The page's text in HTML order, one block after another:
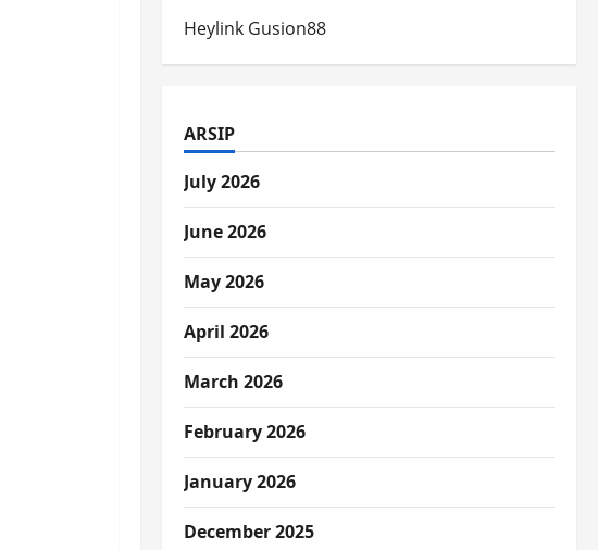
Heylink Gusion88
ARSIP
July 2026
June 2026
May 2026
April 2026
March 2026
February 2026
January 2026
December 2025